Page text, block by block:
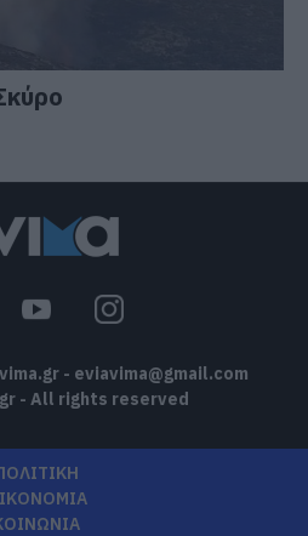
- eviavima@gmail.com
- All rights reserved